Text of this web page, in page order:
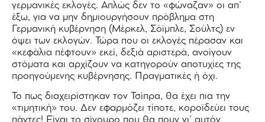
γερμανικές εκλογές. Απλώς δεν το «φώναζαν» οι απ’
έξω, για να μην δημιουργήσουν πρόβλημα στη
Γερμανική κυβέρνηση (Μέρκελ, Σόϊμπλε, Σούλτς) εν
όψει των εκλογών. Τώρα που οι εκλογές πέρασαν και
«κεφάλια πέφτουν» εκεί, δεξιά αριστερά, ανοίγουν
στόματα και αρχίζουν να κατηγορούν αποτυχίες της
προηγούμενης κυβέρνησης. Πραγματικές ή όχι.
Το πως διαχειρίστηκαν τον Τσίπρα, θα έχει πια την
«τιμητική» του. Δεν εφαρμόζει τίποτε, κοροϊδεύει τους
πάντες! Είναι το σίγουρο που θα πουν γι’ αυτόν.